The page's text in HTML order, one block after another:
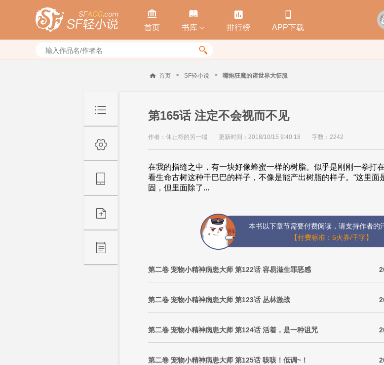

首页

书库 

排行榜

APP下载

首页 > SF轻小说 > 嘴炮狂魔的诸世界大征服
第165话 注定不会视而不见
作者：休止符的另一端 更新时间：2018/10/15 9:40:18 字数：2242
在我的指缝之中，有一块好像蜂蜜一样的树脂。似乎是刚刚一拳打
看生命古树这种干巴巴的样子，不像是能产出树脂的样子。“这里面
固，但里面除了...
本书以下章节需要付费阅读，请支持作者的
【付费标准：5火券/千字】
第二卷 宠物小精神病患大师 第122话 容易滋生罪恶感
第二卷 宠物小精神病患大师 第123话 丛林激战
第二卷 宠物小精神病患大师 第124话 活着，是一种诅咒
第二卷 宠物小精神病患大师 第125话 咳咳！低调~！